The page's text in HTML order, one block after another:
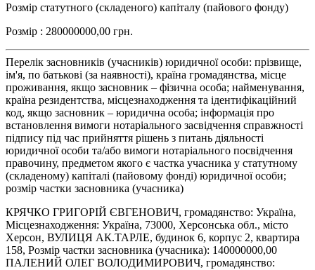
Розмір статутного (складеного) капіталу (пайового фонду)
Розмір : 280000000,00 грн.
Перелік засновників (учасників) юридичної особи: прізвище,
ім'я, по батькові (за наявності), країна громадянства, місце
проживання, якщо засновник – фізична особа; найменування,
країна резидентства, місцезнаходження та ідентифікаційний
код, якщо засновник – юридична особа; інформація про
встановлення вимоги нотаріального засвідчення справжності
підпису під час прийняття рішень з питань діяльності
юридичної особи та/або вимоги нотаріального посвідчення
правочину, предметом якого є частка учасника у статутному
(складеному) капіталі (пайовому фонді) юридичної особи;
розмір частки засновника (учасника)
КРЯЧКО ГРИГОРІЙ ЄВГЕНОВИЧ, громадянство: Україна,
Місцезнаходження: Україна, 73000, Херсонська обл., місто
Херсон, ВУЛИЦЯ АК.ТАРЛЕ, будинок 6, корпус 2, квартира
158, Розмір частки засновника (учасника): 140000000,00
ПАЛЕНИЙ ОЛЕГ ВОЛОДИМИРОВИЧ, громадянство: